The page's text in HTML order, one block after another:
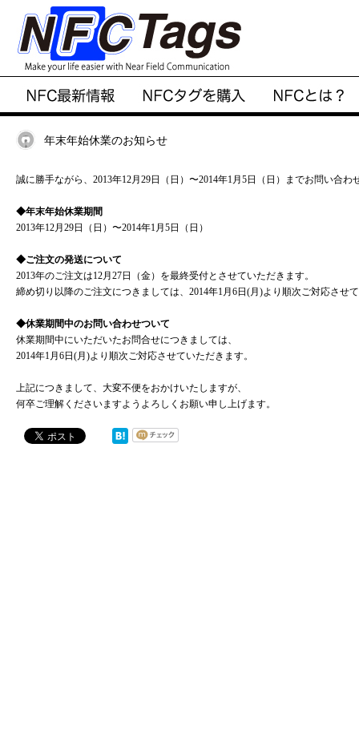
年末年始休業のお知らせ
誠に勝手ながら、2013年12月29日（日）〜2014年1月5日（日）までお問い合
◆年末年始休業期間
2013年12月29日（日）〜2014年1月5日（日）
◆ご注文の発送について
2013年のご注文は12月27日（金）を最終受付とさせていただきます。
締め切り以降のご注文につきましては、2014年1月6日(月)より順次ご対応させ
◆休業期間中のお問い合わせついて
休業期間中にいただいたお問合せにつきましては、
2014年1月6日(月)より順次ご対応させていただきます。
上記につきまして、大変不便をおかけいたしますが、
何卒ご理解くださいますようよろしくお願い申し上げます。